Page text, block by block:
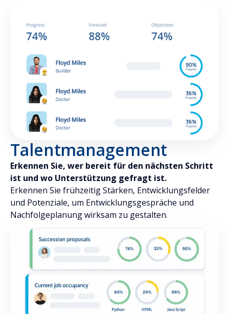
Talentmanagement
Erkennen Sie, wer bereit für den nächsten Schritt
ist und wo Unterstützung gefragt ist.
Erkennen Sie frühzeitig Stärken, Entwicklungsfelder
und Potenziale, um Entwicklungsgespräche und
Nachfolgeplanung wirksam zu gestalten.